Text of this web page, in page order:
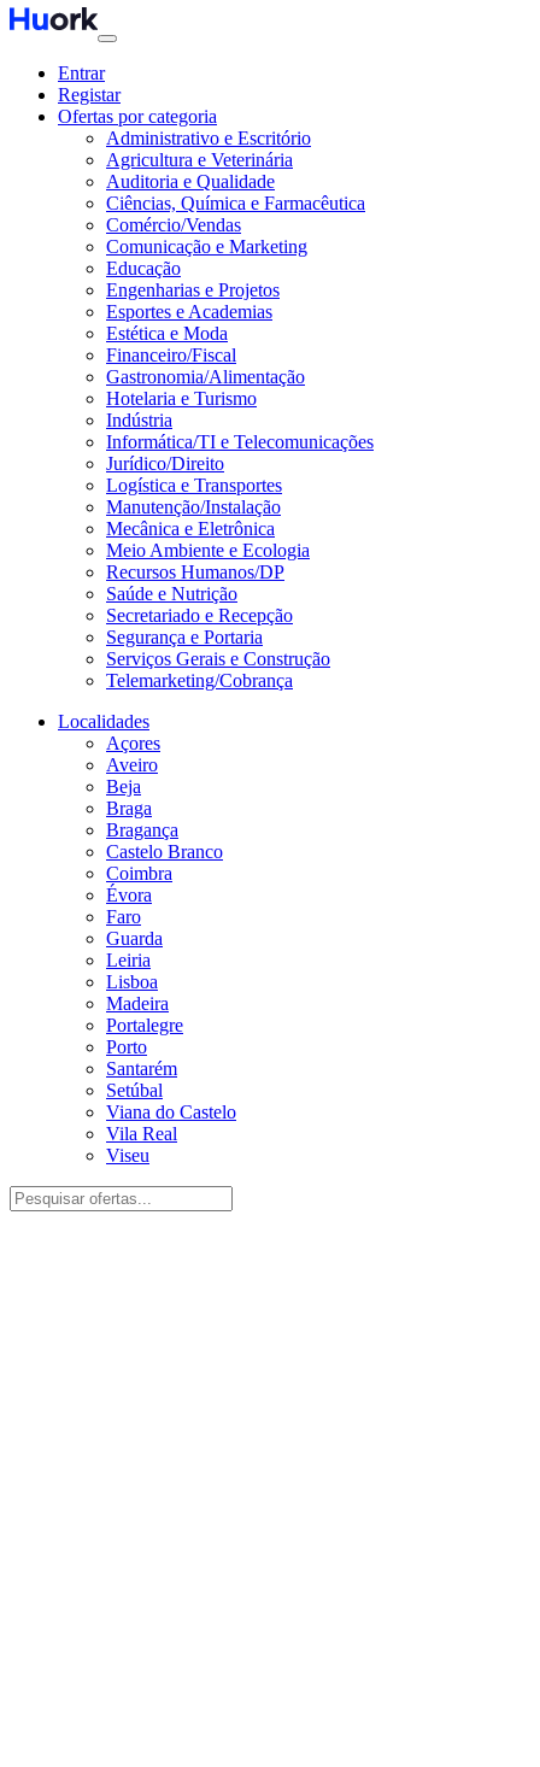
Entrar
Registar
Ofertas por categoria
Administrativo e Escritório
Agricultura e Veterinária
Auditoria e Qualidade
Ciências, Química e Farmacêutica
Comércio/Vendas
Comunicação e Marketing
Educação
Engenharias e Projetos
Esportes e Academias
Estética e Moda
Financeiro/Fiscal
Gastronomia/Alimentação
Hotelaria e Turismo
Indústria
Informática/TI e Telecomunicações
Jurídico/Direito
Logística e Transportes
Manutenção/Instalação
Mecânica e Eletrônica
Meio Ambiente e Ecologia
Recursos Humanos/DP
Saúde e Nutrição
Secretariado e Recepção
Segurança e Portaria
Serviços Gerais e Construção
Telemarketing/Cobrança
Localidades
Açores
Aveiro
Beja
Braga
Bragança
Castelo Branco
Coimbra
Évora
Faro
Guarda
Leiria
Lisboa
Madeira
Portalegre
Porto
Santarém
Setúbal
Viana do Castelo
Vila Real
Viseu